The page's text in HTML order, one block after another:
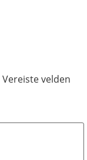
Vereiste velden